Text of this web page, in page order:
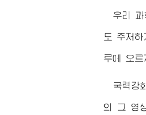
우리 과
도 주저
루에 오르
국력강
의 그 영